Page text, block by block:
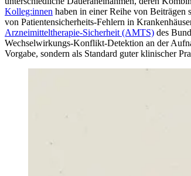
Kolleg:innen haben in einer Reihe von
von Patientensicherheits-Fehlern in
Arzneimitteltherapie-Sicherheit (AMTS) des
Wechselwirkungs-Konflikt-Detektion an der
Vorgabe, sondern als Standard guter klinischer